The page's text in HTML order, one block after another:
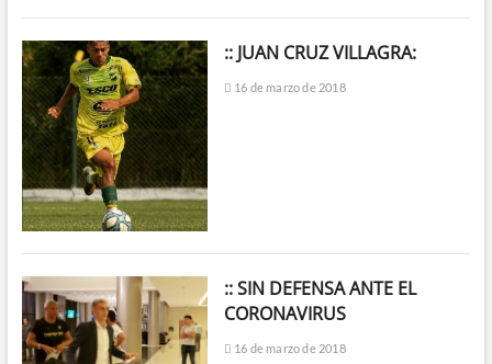
:: JUAN CRUZ VILLAGRA:
16 de marzo de 2018
:: SIN DEFENSA ANTE EL
CORONAVIRUS
16 de marzo de 2018